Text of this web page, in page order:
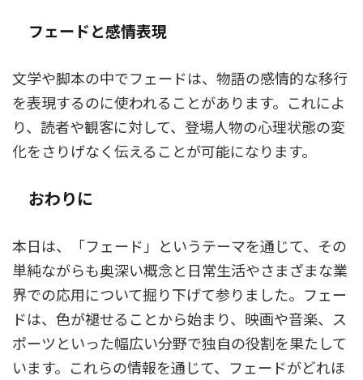
フェードと感情表現
文学や脚本の中でフェードは、物語の感情的な移行
を表現するのに使われることがあります。これによ
り、読者や観客に対して、登場人物の心理状態の変
化をさりげなく伝えることが可能になります。
おわりに
本日は、「フェード」というテーマを通じて、その
単純ながらも奥深い概念と日常生活やさまざまな業
界での応用について掘り下げて参りました。フェー
ドは、色が褪せることから始まり、映画や音楽、ス
ポーツといった幅広い分野で独自の役割を果たして
います。これらの情報を通じて、フェードがどれほ